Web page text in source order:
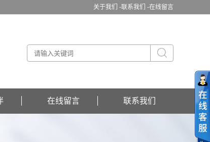
关于我们 -联系我们 -在线留言
在线留言 联系我们